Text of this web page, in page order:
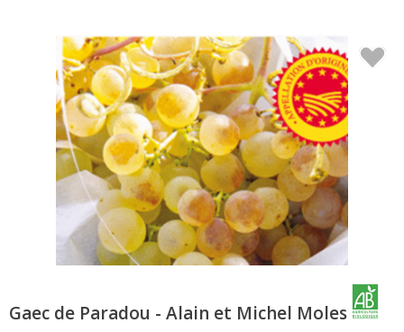
Gaec de Paradou - Alain et Michel Moles